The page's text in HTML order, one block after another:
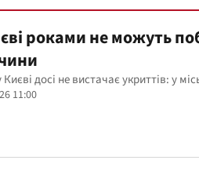
роками не можуть
досі не вистачає укриттів: у
11:00